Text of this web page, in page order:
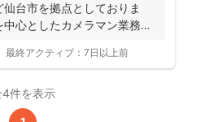
台市を拠点としておりま
心としたカメラマン業務を
最終アクティブ： 7日以上前
4件を表示